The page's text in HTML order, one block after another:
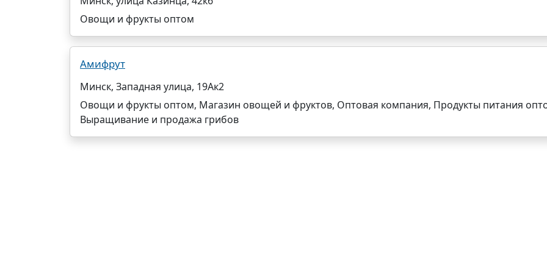
Овощи и фрукты оптом
Амифрут
Минск, Западная улица, 19Ак2
Овощи и фрукты оптом, Магазин овощей и фруктов, Оптовая компания, Продукты питания
Выращивание и продажа грибов